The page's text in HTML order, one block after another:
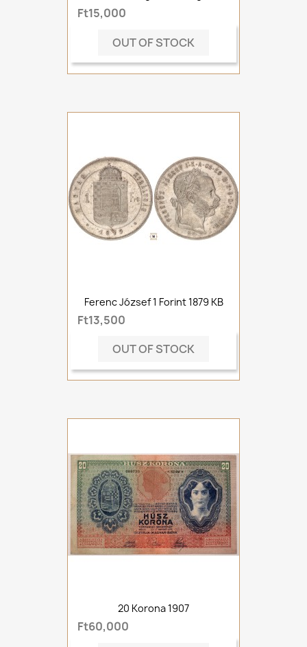
Ft15,000
OUT OF STOCK
Ferenc József 1 Forint 1879 KB
Ft13,500
OUT OF STOCK
20 Korona 1907
Ft60,000